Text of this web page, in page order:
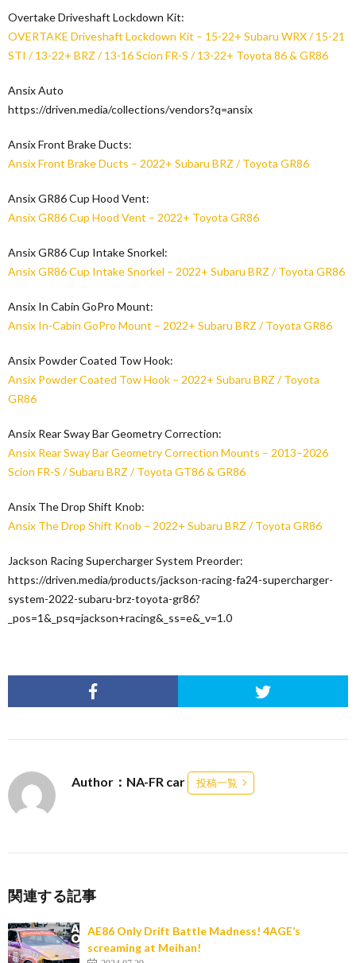
Overtake Driveshaft Lockdown Kit:
OVERTAKE Driveshaft Lockdown Kit – 15-22+ Subaru WRX / 15-21
STI / 13-22+ BRZ / 13-16 Scion FR-S / 13-22+ Toyota 86 & GR86
Ansix Auto
https://driven.media/collections/vendors?q=ansix
Ansix Front Brake Ducts:
Ansix Front Brake Ducts – 2022+ Subaru BRZ / Toyota GR86
Ansix GR86 Cup Hood Vent:
Ansix GR86 Cup Hood Vent – 2022+ Toyota GR86
Ansix GR86 Cup Intake Snorkel:
Ansix GR86 Cup Intake Snorkel – 2022+ Subaru BRZ / Toyota GR86
Ansix In Cabin GoPro Mount:
Ansix In-Cabin GoPro Mount – 2022+ Subaru BRZ / Toyota GR86
Ansix Powder Coated Tow Hook:
Ansix Powder Coated Tow Hook – 2022+ Subaru BRZ / Toyota
GR86
Ansix Rear Sway Bar Geometry Correction:
Ansix Rear Sway Bar Geometry Correction Mounts – 2013–2026
Scion FR-S / Subaru BRZ / Toyota GT86 & GR86
Ansix The Drop Shift Knob:
Ansix The Drop Shift Knob – 2022+ Subaru BRZ / Toyota GR86
Jackson Racing Supercharger System Preorder:
https://driven.media/products/jackson-racing-fa24-supercharger-
system-2022-subaru-brz-toyota-gr86?
_pos=1&_psq=jackson+racing&_ss=e&_v=1.0
Author：NA-FR car 投稿一覧
関連する記事
AE86 Only Drift Battle Madness! 4AGE’s
screaming at Meihan!